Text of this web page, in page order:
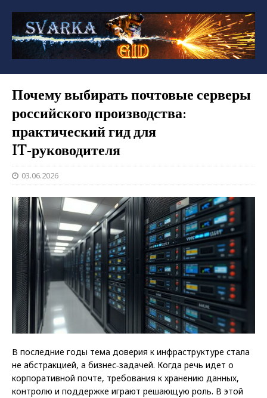
Почему выбирать почтовые серверы
российского производства:
практический гид для
IT‑руководителя
03.06.2026
В последние годы тема доверия к инфраструктуре стала
не абстракцией, а бизнес‑задачей. Когда речь идет о
корпоративной почте, требования к хранению данных,
контролю и поддержке играют решающую роль. В этой